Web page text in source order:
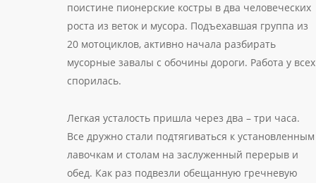
поистине пионерские костры в два человеческих
роста из веток и мусора. Подъехавшая группа из
20 мотоциклов, активно начала разбирать
мусорные завалы с обочины дороги. Работа у всех
спорилась.
Легкая усталость пришла через два – три часа.
Все дружно стали подтягиваться к установленным
лавочкам и столам на заслуженный перерыв и
обед. Как раз подвезли обещанную гречневую